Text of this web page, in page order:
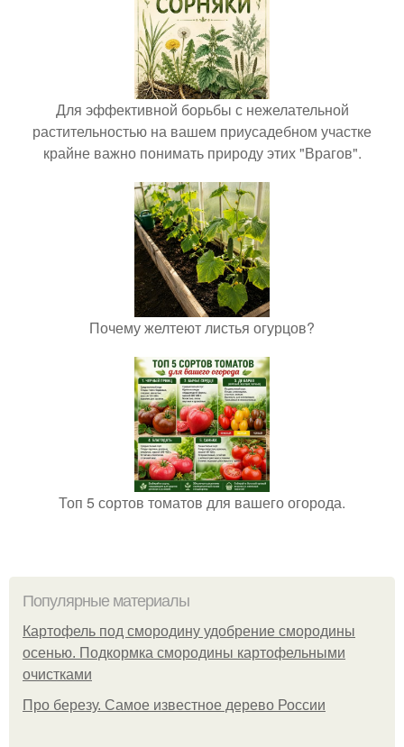
Для эффективной борьбы с нежелательной
растительностью на вашем приусадебном участке
крайне важно понимать природу этих "Врагов".
Почему желтеют листья огурцов?
Топ 5 сортов томатов для вашего огорода.
Популярные материалы
Картофель под смородину удобрение смородины
осенью. Подкормка смородины картофельными
очистками
Про березу. Самое известное дерево России